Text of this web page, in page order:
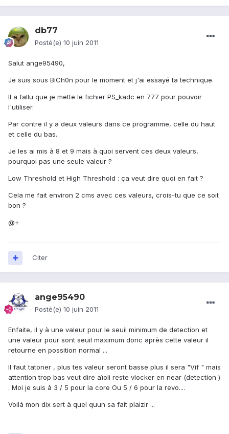
db77
Posté(e) 10 juin 2011
Salut ange95490,
Je suis sous BiCh0n pour le moment et j'ai essayé ta technique.
Il a fallu que je mette le fichier PS_kadc en 777 pour pouvoir
l'utiliser.
Par contre il y a deux valeurs dans ce programme, celle du haut
et celle du bas.
Je les ai mis à 8 et 9 mais à quoi servent ces deux valeurs,
pourquoi pas une seule valeur ?
Low Threshold et High Threshold : ça veut dire quoi en fait ?
Cela me fait environ 2 cms avec ces valeurs, crois-tu que ce soit
bon ?
@+
Citer
ange95490
Posté(e) 10 juin 2011
Enfaite, il y à une valeur pour le seuil minimum de detection et
une valeur pour sont seuil maximum donc après cette valeur il
retourne en possition normal ...
Il faut tatoner , plus tes valeur seront basse plus il sera "Vif " mais
attention trop bas veut dire aïoli reste vlocker en near (detection )
. Moi je suis à 3 / 5 pour la core Ou 5 / 6 pour la revo....
Voilà mon dix sert à quel quun sa fait plaizir ...